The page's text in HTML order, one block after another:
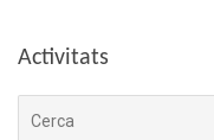
Activitats